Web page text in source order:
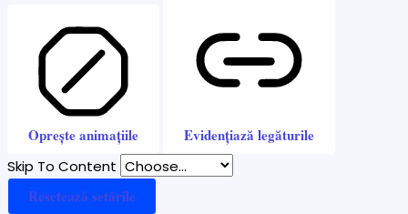
Oprește animațiile Evidențiază legăturile
Skip To Content
Resetează setările